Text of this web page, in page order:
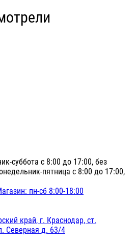
суббота с 8:00 до 17:00, без
пятница с 8:00 до 17:00,
пн-сб 8:00-18:00
край, г. Краснодар, ст.
Северная д. 63/4